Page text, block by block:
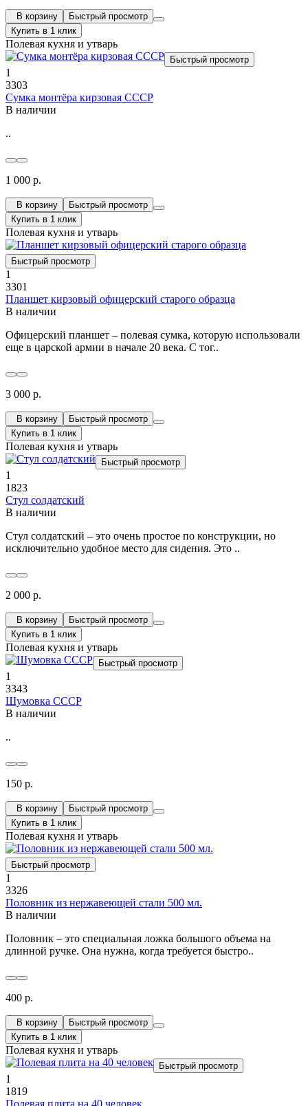
В корзину
Быстрый просмотр
Купить в 1 клик
Полевая кухня и утварь
Быстрый просмотр
1
3303
Сумка монтёра кирзовая СССР
В наличии
..
1 000 р.
В корзину
Быстрый просмотр
Купить в 1 клик
Полевая кухня и утварь
Быстрый просмотр
1
3301
Планшет кирзовый офицерский старого образца
В наличии
Офицерский планшет – полевая сумка, которую использовали
еще в царской армии в начале 20 века. С тог..
3 000 р.
В корзину
Быстрый просмотр
Купить в 1 клик
Полевая кухня и утварь
Быстрый просмотр
1
1823
Стул солдатский
В наличии
Стул солдатский – это очень простое по конструкции, но
исключительно удобное место для сидения. Это ..
2 000 р.
В корзину
Быстрый просмотр
Купить в 1 клик
Полевая кухня и утварь
Быстрый просмотр
1
3343
Шумовка СССР
В наличии
..
150 р.
В корзину
Быстрый просмотр
Купить в 1 клик
Полевая кухня и утварь
Быстрый просмотр
1
3326
Половник из нержавеющей стали 500 мл.
В наличии
Половник – это специальная ложка большого объема на
длинной ручке. Она нужна, когда требуется быстро..
400 р.
В корзину
Быстрый просмотр
Купить в 1 клик
Полевая кухня и утварь
Быстрый просмотр
1
1819
Полевая плита на 40 человек